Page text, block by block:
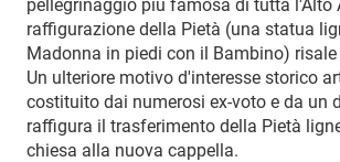
pellegrinaggio più famosa di tutta l'Alto
raffigurazione della Pietà (una statua
Madonna in piedi con il Bambino)
Un ulteriore motivo d'interesse storico
costituito dai numerosi ex-voto e da un
raffigura il trasferimento della Pietà
chiesa alla nuova cappella.